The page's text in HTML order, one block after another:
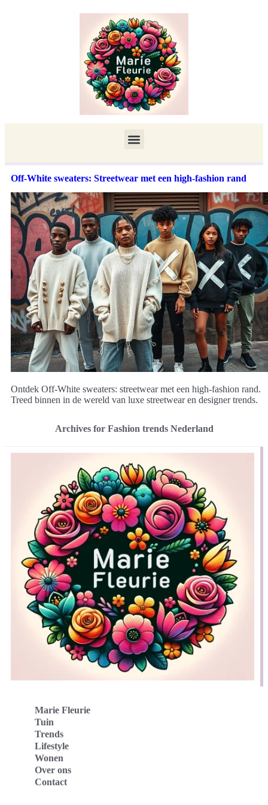
Off-White sweaters: Streetwear met een high-fashion rand
Ontdek Off-White sweaters: streetwear met een high-fashion rand.
Treed binnen in de wereld van luxe streetwear en designer trends.
Archives for Fashion trends Nederland
Marie Fleurie
Tuin
Trends
Lifestyle
Wonen
Over ons
Contact